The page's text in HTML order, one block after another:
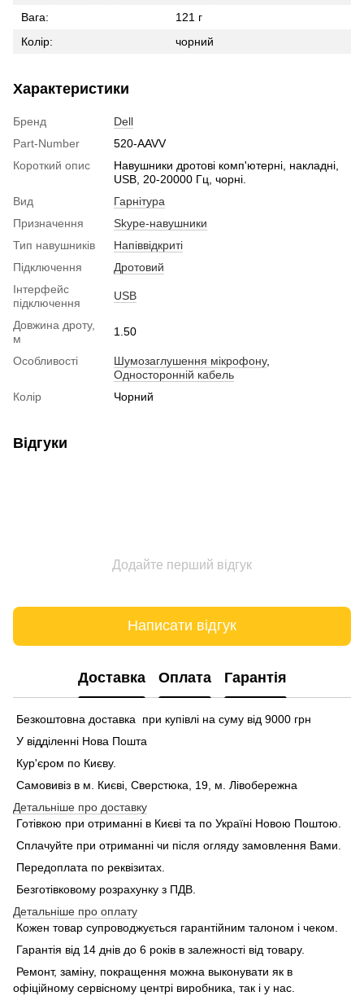
Вага:
121 г
Колір:
чорний
Характеристики
Бренд
Dell
Part-Number
520-AAVV
Короткий опис
Навушники дротові комп'ютерні, накладні,
USB, 20-20000 Гц, чорні.
Вид
Гарнітура
Призначення
Skype-навушники
Тип навушників
Напіввідкриті
Підключення
Дротовий
Інтерфейс
підключення
USB
Довжина дроту,
м
1.50
Особливості Шумозаглушення мікрофону,
Односторонній кабель
Колір
Чорний
Відгуки
Додайте перший відгук
Написати відгук
Доставка Оплата Гарантія
Безкоштовна доставка при купівлі на суму від 9000 грн
У відділенні Нова Пошта
Кур'єром по Києву.
Самовивіз в м. Києві, Сверстюка, 19, м. Лівобережна
Детальніше про доставку
Готівкою при отриманні в Києві та по Україні Новою Поштою.
Сплачуйте при отриманні чи після огляду замовлення Вами.
Передоплата по реквізитах.
Безготівковому розрахунку з ПДВ.
Детальніше про оплату
Кожен товар супроводжується гарантійним талоном і чеком.
Гарантія від 14 днів до 6 років в залежності від товару.
Ремонт, заміну, покращення можна выконувати як в
офіційному сервісному центрі виробника, так і у нас.